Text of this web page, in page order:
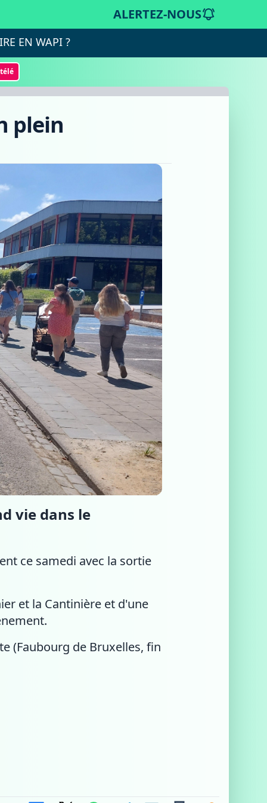
ALERTEZ-NOUS
EN WAPI ?
plein
vie dans le
ce samedi avec la sortie
et la Cantinière et d'une
(Faubourg de Bruxelles, fin